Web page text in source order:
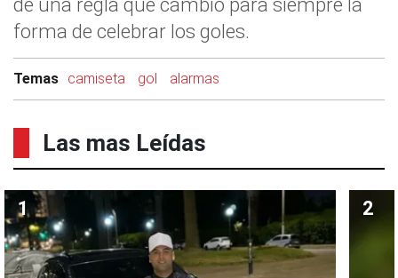
forma de celebrar los goles.
Temas camiseta gol alarmas
Las mas Leídas